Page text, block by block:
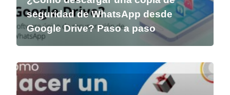
seguridad de WhatsApp desde
Google Drive? Paso a paso